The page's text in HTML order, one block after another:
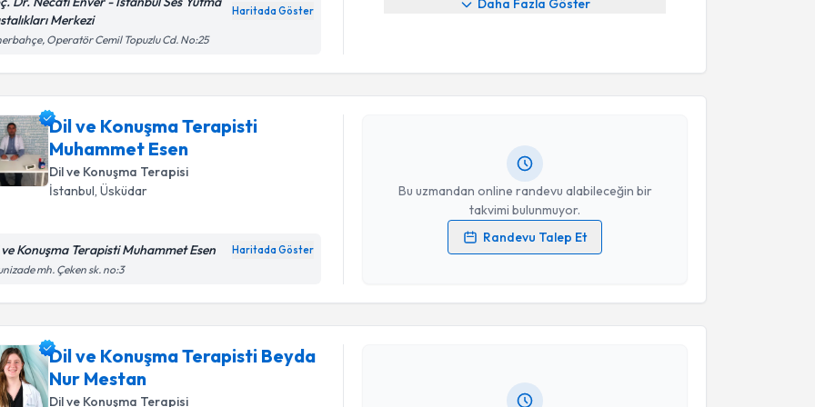
Merkezi
Haritada Göster
Operatör Cemil Topuzlu Cd. No:25
Daha Fazla Göster
Dil ve Konuşma Terapisti
Muhammet Esen
Dil ve Konuşma Terapisi
İstanbul, Üsküdar
Konuşma Terapisti Muhammet Esen Haritada Göster
mh. Çeken sk. no:3
Bu uzmandan online randevu alabileceğin bir
takvimi bulunmuyor.
Randevu Talep Et
Dil ve Konuşma Terapisti Muhammet Eseniçin randevu
takvimi talebi oluşturun. Size bu uzmandan randevu almanız için
Kişisel verilerimin işlenmesine ilişkinAydınlatma Metni
Dil ve Konuşma Terapisti Beyda
Nur Mestan
Dil ve Konuşma Terapisi
Dil ve Konuşma Terapisti Beyda Nur Mestaniçin randevu
takvimi talebi oluşturun. Size bu uzmandan randevu almanız için